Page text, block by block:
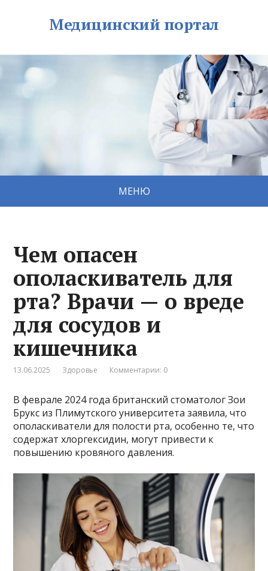
Медицинский портал
МЕНЮ
Чем опасен
ополаскиватель для
рта? Врачи — о вреде
для сосудов и
кишечника
13.06.2025 Здоровье Комментарии: 0
В феврале 2024 года британский стоматолог Зои
Брукс из Плимутского университета заявила, что
ополаскиватели для полости рта, особенно те, что
содержат хлоргексидин, могут привести к
повышению кровяного давления.